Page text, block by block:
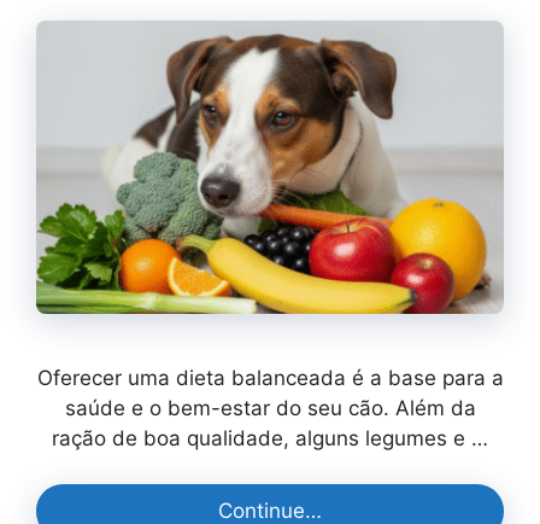
Oferecer uma dieta balanceada é a base para a
saúde e o bem-estar do seu cão. Além da
ração de boa qualidade, alguns legumes e …
Continue…